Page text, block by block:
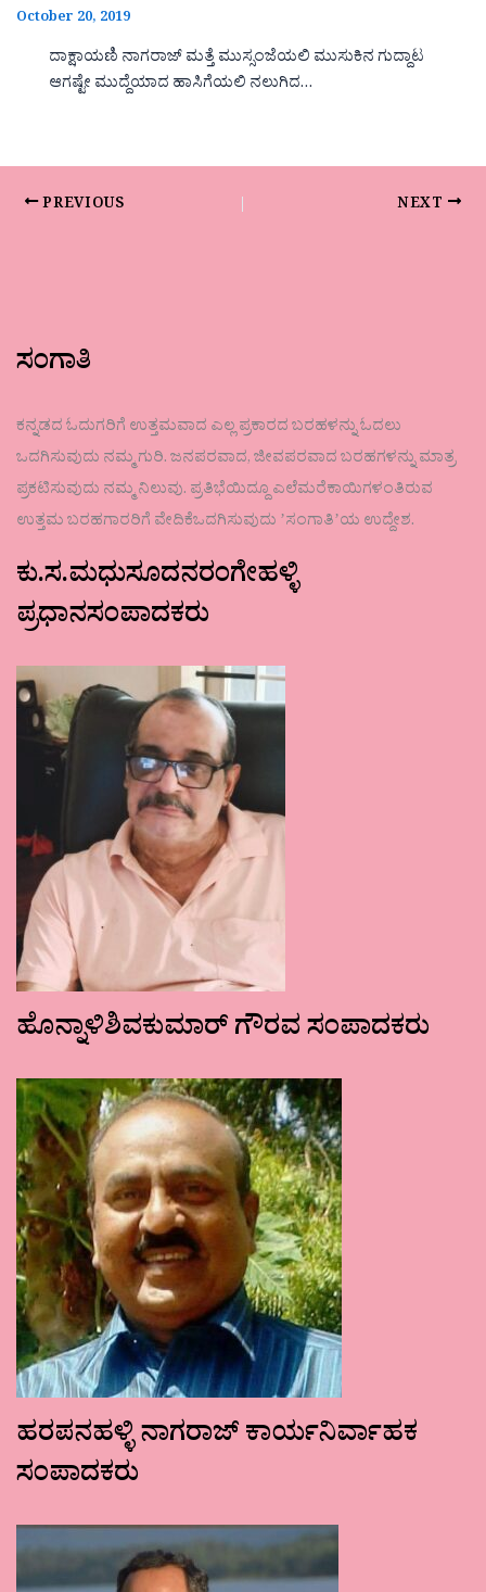
October 20, 2019
ದಾಕ್ಷಾಯಣಿ ನಾಗರಾಜ್ ಮತ್ತೆ ಮುಸ್ಸಂಜೆಯಲಿ ಮುಸುಕಿನ ಗುದ್ದಾಟ
ಆಗಷ್ಟೇ ಮುದ್ದೆಯಾದ ಹಾಸಿಗೆಯಲಿ ನಲುಗಿದ…
PREVIOUS NEXT
ಸಂಗಾತಿ
ಕನ್ನಡದ ಓದುಗರಿಗೆ ಉತ್ತಮವಾದ ಎಲ್ಲ ಪ್ರಕಾರದ ಬರಹಳನ್ನು ಓದಲು
ಒದಗಿಸುವುದು ನಮ್ಮ ಗುರಿ. ಜನಪರವಾದ, ಜೀವಪರವಾದ ಬರಹಗಳನ್ನು ಮಾತ್ರ
ಪ್ರಕಟಿಸುವುದು ನಮ್ಮ ನಿಲುವು. ಪ್ರತಿಭೆಯಿದ್ದೂ ಎಲೆಮರೆಕಾಯಿಗಳಂತಿರುವ
ಉತ್ತಮ ಬರಹಗಾರರಿಗೆ ವೇದಿಕೆಒದಗಿಸುವುದು ʼಸಂಗಾತಿʼಯ ಉದ್ದೇಶ.
ಕು.ಸ.ಮಧುಸೂದನರಂಗೇಹಳ್ಳಿ
ಪ್ರಧಾನಸಂಪಾದಕರು
ಹೊನ್ನಾಳಿಶಿವಕುಮಾರ್ ಗೌರವ ಸಂಪಾದಕರು
ಹರಪನಹಳ್ಳಿ ನಾಗರಾಜ್ ಕಾರ್ಯನಿರ್ವಾಹಕ
ಸಂಪಾದಕರು